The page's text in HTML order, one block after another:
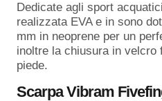
Dedicate agli sport
realizzata EVA e in sono
mm in neoprene per un
inoltre la chiusura in velcro
piede.
ScarpaVibram